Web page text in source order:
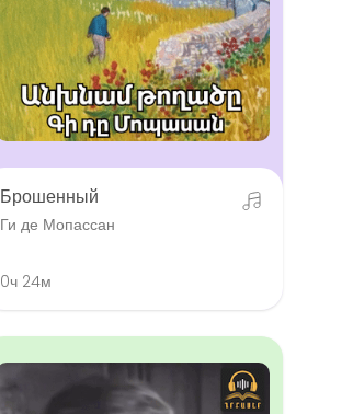
Брошенный
Ги де Мопассан
0ч 24м